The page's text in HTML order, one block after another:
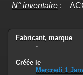
N° inventaire :
Fabricant, marque
-
Créée le
Mercredi 1